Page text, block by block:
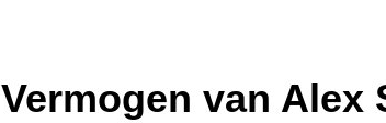
Vermogen van Alex